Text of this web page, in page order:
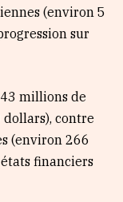
(environ 5
sur
millions de
contre
(environ 266
financiers